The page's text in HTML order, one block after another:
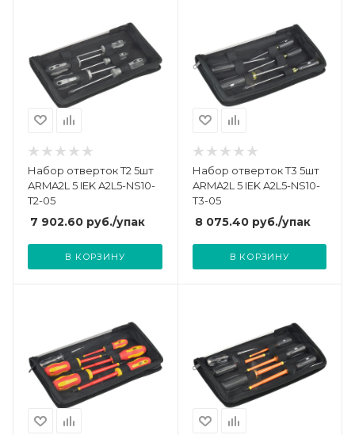
Набор отверток Т2 5шт
ARMA2L 5 IEK A2L5-NS10-
T2-05
7 902.60 руб./упак
В КОРЗИНУ
Набор отверток Т3 5шт
ARMA2L 5 IEK A2L5-NS10-
T3-05
8 075.40руб./упак
В КОРЗИНУ